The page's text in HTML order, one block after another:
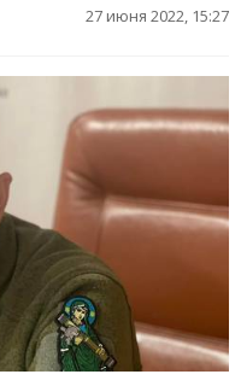
27 июня 2022, 15:27